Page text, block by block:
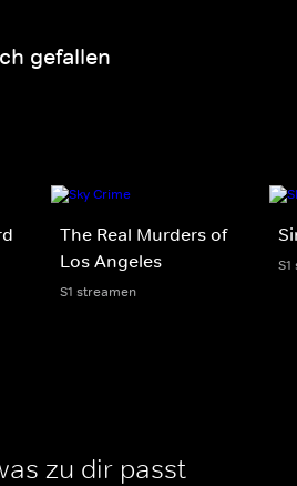
gefallen
The Real Murders of
Los Angeles
S1 streamen
zu dir passt